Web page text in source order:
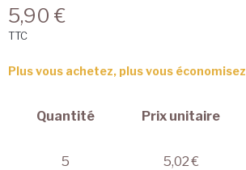
5,90 €
TTC
Plus vous achetez, plus vous économisez
Quantité Prix unitaire
5 5,02 €